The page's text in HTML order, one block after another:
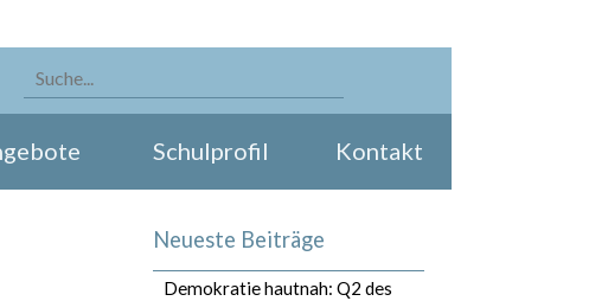
Schulprofil Kontakt
Neueste Beiträge
Demokratie hautnah: Q2 des